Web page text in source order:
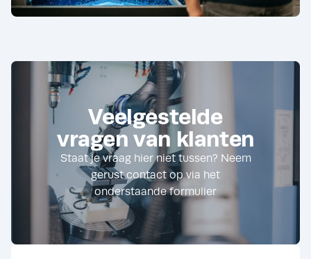
Veelgestelde
vragen van klanten
Staat je vraag hier niet tussen? Neem
gerust contact op via het
onderstaande formulier